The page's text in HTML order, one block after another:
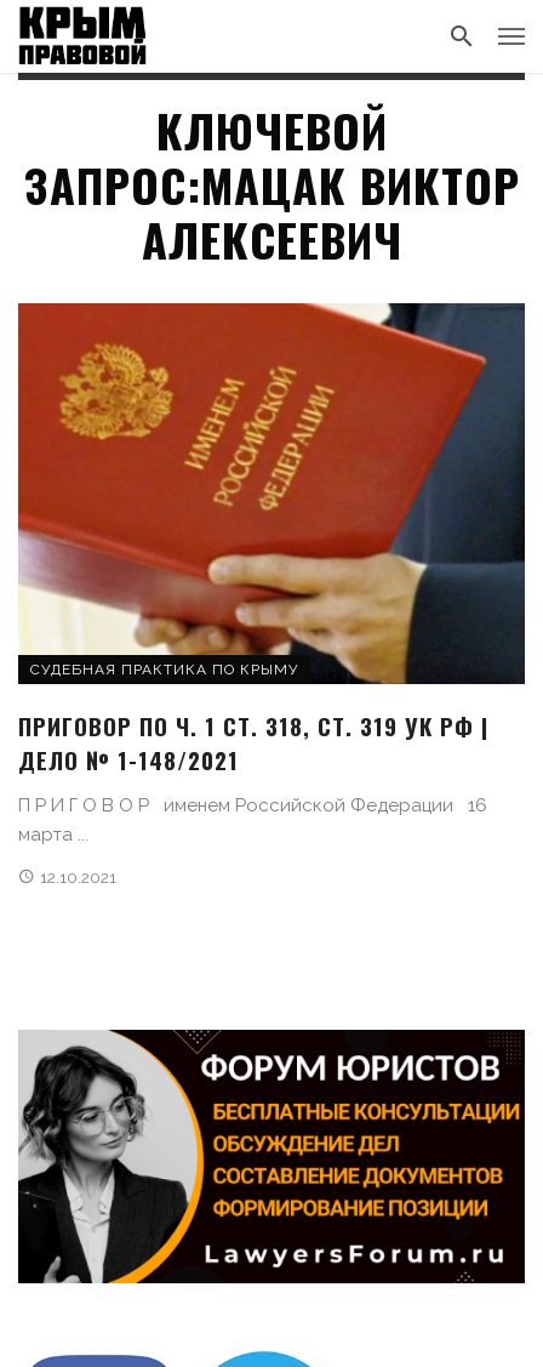
КЛЮЧЕВОЙ
ЗАПРОС:МАЦАК ВИКТОР
АЛЕКСЕЕВИЧ
СУДЕБНАЯ ПРАКТИКА ПО КРЫМУ
ПРИГОВОР ПО Ч. 1 СТ. 318, СТ. 319 УК РФ |
ДЕЛО № 1-148/2021
П Р И Г О В О Р именем Российской Федерации 16
марта ...
12.10.2021